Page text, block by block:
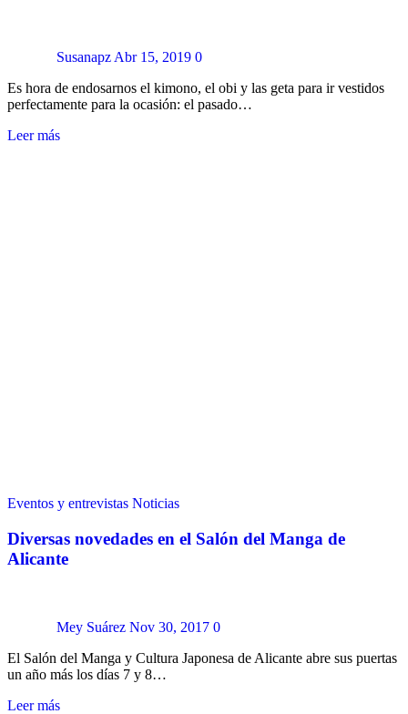
SusanapzAbr 15, 2019 0
Es hora de endosarnos el kimono, el obi y las geta para ir vestidos
perfectamente para la ocasión: el pasado…
Leer más
Eventos y entrevistas Noticias
Diversas novedades en el Salón del Manga de
Alicante
Mey Suárez Nov 30, 2017 0
El Salón del Manga y Cultura Japonesa de Alicante abre sus puertas
un año más los días 7 y 8…
Leer más